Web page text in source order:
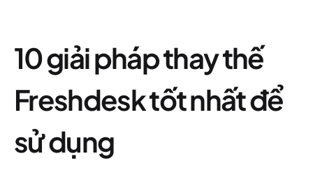
10 giải pháp thay thế
Freshdesk tốt nhất để
sử dụng